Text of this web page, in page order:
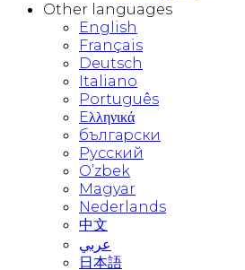
Other languages
English
Français
Deutsch
Italiano
Português
Eλληνικά
български
Русский
O’zbek
Magyar
Nederlands
中文
عربي
日本語